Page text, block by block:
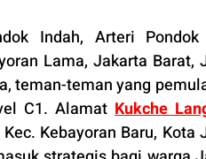
Indah, Arteri Pondok
Lama, Jakarta Barat,
teman-teman yang
C1. Alamat Kukche
Kebayoran Baru, Kota